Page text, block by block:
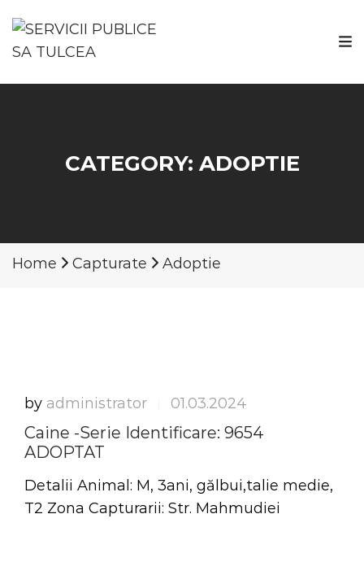
CATEGORY: ADOPTIE
Home Capturate Adoptie
by administrator 01.03.2024
Caine -Serie Identificare: 9654
ADOPTAT
Detalii Animal: M, 3ani, gălbui,talie medie,
T2 Zona Capturarii: Str. Mahmudiei